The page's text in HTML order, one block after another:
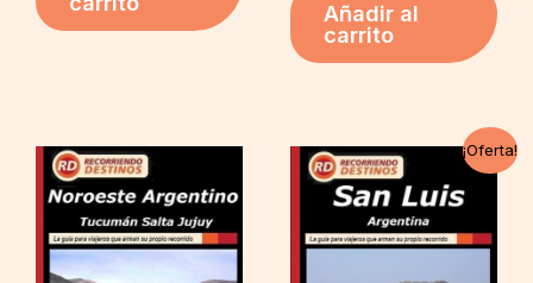
Añadir al
carrito
¡Oferta!
El
precio
original
era:
$ 16,00.
El
precio
actual
es:
$ 13,00.